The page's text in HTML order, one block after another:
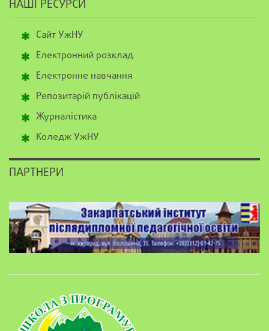
НАШІ РЕСУРСИ
Сайт УжНУ
Електронний розклад
Електронне навчання
Репозитарій публікацій
Журналістика
Коледж УжНУ
ПАРТНЕРИ